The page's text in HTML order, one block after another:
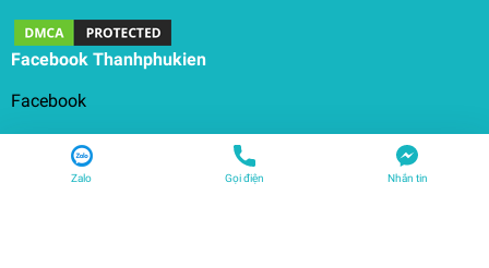
Facebook Thanhphukien
Facebook
Zalo Gọi điện Nhắn tin